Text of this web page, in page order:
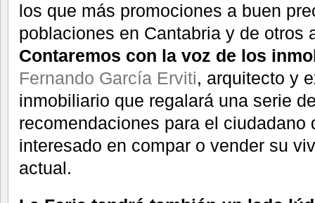
los que más promociones a buen
poblaciones en Cantabria y de
Contaremos con la voz de los
Fernando García Erviti, arquitecto y
inmobiliario que regalará una serie
recomendaciones para el ciudadano
interesado en compar o vender su
actual.